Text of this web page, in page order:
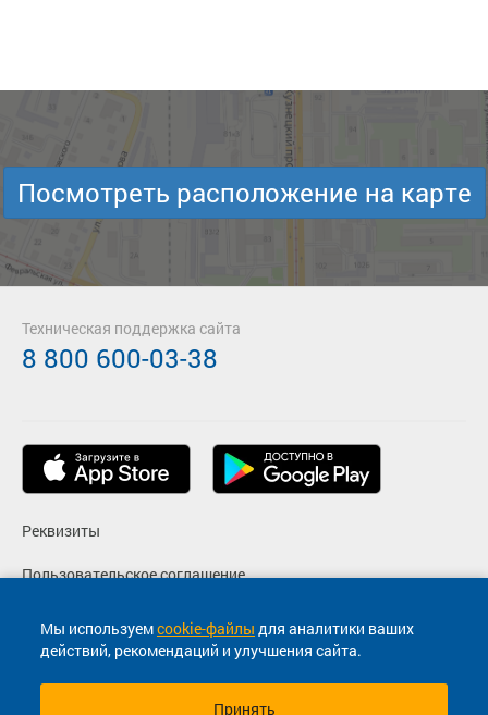
Мы используемcookie-файлы для аналитики ваших
действий, рекомендаций и улучшения сайта.
Принять
Посмотреть расположение на карте
Реквизиты
Пользовательское соглашение
Политика конфиденциальности
Согласие на маркетинговые сообщения
Техническая поддержка сайта
8 800 600-03-38